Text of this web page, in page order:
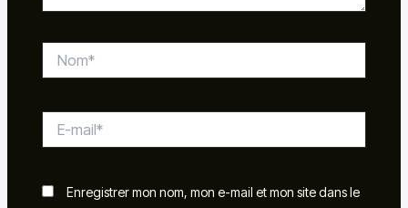
mail*
Enregistrer mon nom, mon e-mail et mon site dans le